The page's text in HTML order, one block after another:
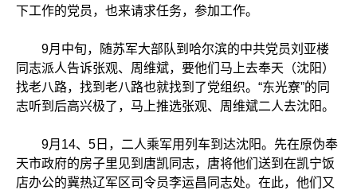
下工作的党员，也来请求任务，参加工作。
9月中旬，随苏军大部队到哈尔滨的中共党员刘亚楼
同志派人告诉张观、周维斌，要他们马上去奉天（沈阳）
找老八路，找到老八路也就找到了党组织。“东光寮”的同
志听到后高兴极了，马上推选张观、周维斌二人去沈阳。
9月14、5日，二人乘军用列车到达沈阳。先在原伪奉
天市政府的房子里见到唐凯同志，唐将他们送到在凯宁饭
店办公的冀热辽军区司令员李运昌同志处。在此，他们又